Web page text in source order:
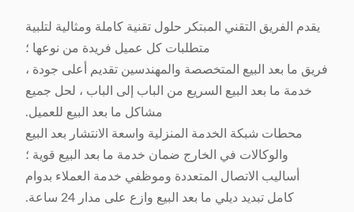
يقدم الفريق التقني المبتكر حلول تقنية كاملة ومثالية لتلبية
متطلبات كل عميل فريدة من نوعها ؛
فريق ما بعد البيع المتخصصة والمهندسين تقديم أعلى جودة ،
خدمة ما بعد البيع السريع من الباب إلى الباب ، لحل جميع
مشاكل ما بعد البيع للعميل.
محطات شبكة الخدمة المنزلية واسعة الانتشار بعد البيع
والوكالات في الخارج ضمان خدمة ما بعد البيع قوية ؛
أساليب الاتصال المتعددة وموظفي خدمة العملاء بدوام
كامل تبديد ديلي ما بعد البيع وازع على مدار 24 ساعة.